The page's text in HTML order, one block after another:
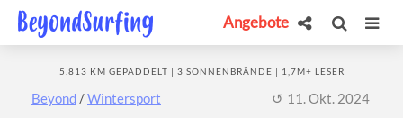
Angebote
Beyond /Wintersport
5.813 KM GEPADDELT | 3 SONNENBRÄNDE | 1,7M+ LESER
11. Okt. 2024